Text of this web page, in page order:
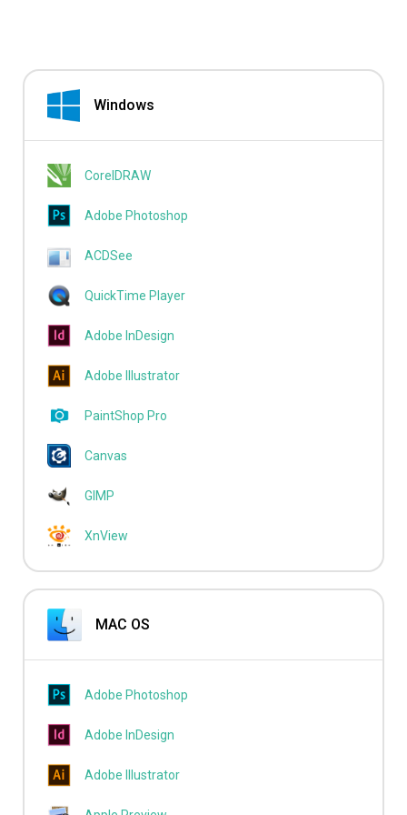
Windows
CorelDRAW
Adobe Photoshop
ACDSee
QuickTime Player
Adobe InDesign
Adobe Illustrator
PaintShop Pro
Canvas
GIMP
XnView
MAC OS
Adobe Photoshop
Adobe InDesign
Adobe Illustrator